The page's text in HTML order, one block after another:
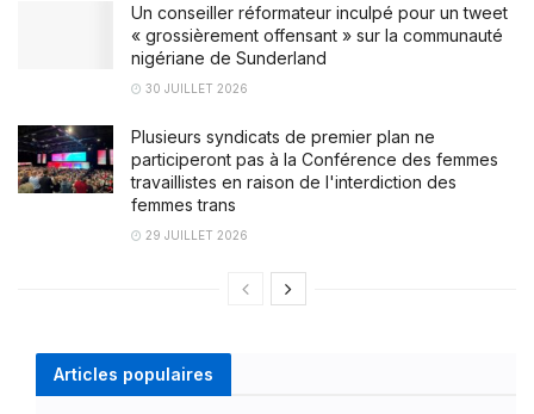
Un conseiller réformateur inculpé pour un tweet
« grossièrement offensant » sur la communauté
nigériane de Sunderland
30 JUILLET 2026
Plusieurs syndicats de premier plan ne
participeront pas à la Conférence des femmes
travaillistes en raison de l'interdiction des
femmes trans
29 JUILLET 2026
Articles populaires